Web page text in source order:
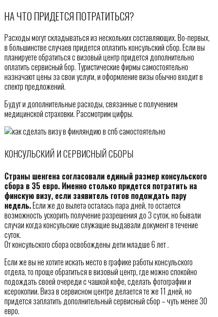
НА ЧТО ПРИДЕТСЯ ПОТРАТИТЬСЯ?
Расходы могут складываться из нескольких составляющих. Во-первых,
в большинстве случаев придется оплатить консульский сбор. Если вы
планируете обратиться с визовый центр придется дополнительно
оплатить сервисный бор. Туристические фирмы самостоятельно
назначают цены за свои услуги, и оформление визы обычно входит в
спектр предложений.
Будут и дополнительные расходы, связанные с получением
медицинской страховки. Рассмотрим цифры.
КОНСУЛЬСКИЙ И СЕРВИСНЫЙ СБОРЫ
Страны шенгена согласовали единый размер консульского
сбора в 35 евро. Именно столько придется потратить на
финскую визу, если заявитель готов подождать пару
недель.Если же до вылета осталась пара дней, то остается
возможность ускорить получение разрешения до 3 суток, но бывали
случаи когда консульские служащие выдавали документ в течение
суток.
От консульского сбора освобождены дети младше 6 лет .
Если же вы не хотите искать место в графике работы консульского
отдела, то проще обратиться в визовый центр, где можно спокойно
подождать своей очереди с чашкой кофе, сделать фотографии и
ксерокопии. Виза в сервисном центре делается те же 11 дней, но
придется заплатить дополнительный сервисный сбор – чуть менее 30
евро.